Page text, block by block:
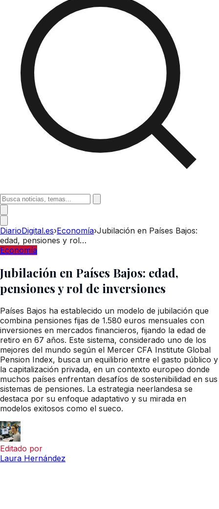
DiarioDigital.es›Economía›Jubilación en Países Bajos:
edad, pensiones y rol…
Economía
Jubilación en Países Bajos: edad,
pensiones y rol de inversiones
Países Bajos ha establecido un modelo de jubilación que
combina pensiones fijas de 1.580 euros mensuales con
inversiones en mercados financieros, fijando la edad de
retiro en 67 años. Este sistema, considerado uno de los
mejores del mundo según el Mercer CFA Institute Global
Pension Index, busca un equilibrio entre el gasto público y
la capitalización privada, en un contexto europeo donde
muchos países enfrentan desafíos de sostenibilidad en sus
sistemas de pensiones. La estrategia neerlandesa se
destaca por su enfoque adaptativo y su mirada en
modelos exitosos como el sueco.
Editado por
Laura Hernández